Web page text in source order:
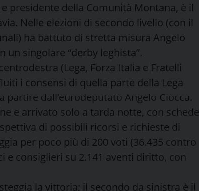
presidente della Comunità Montana, è il
Nelle elezioni di secondo livello (con il
ha battuto di stretta misura Angelo
un singolare “derby leghista”.
(Lega, Forza Italia e Fratelli
i consensi di quella parte della Lega
partire dall’eurodeputato Angelo Ciocca.
e arrivato solo a tarda notte, con schede
di possibili ricorsi e richieste di
per poco più di 200 voti (36.435 contro
e consiglieri su 2.141 aventi diritto, con
la vittoria; il secondo da sinistra è il